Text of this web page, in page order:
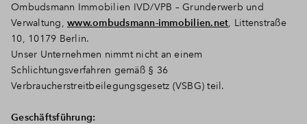
Ombudsmann Immobilien IVD/VPB – Grunderwerb und
Verwaltung, www.ombudsmann-immobilien.net, Littenstraße
10, 10179 Berlin.
Unser Unternehmen nimmt nicht an einem
Schlichtungsverfahren gemäß § 36
Verbraucherstreitbeilegungsgesetz (VSBG) teil.
Geschäftsführung: